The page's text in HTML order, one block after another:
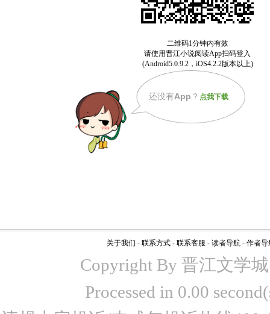
还没有App ？ 点我下载
关于我们 - 联系方式 - 联系客服 - 读者导航 - 作者导
Copyright By 晋江文学
Processed in 0.00